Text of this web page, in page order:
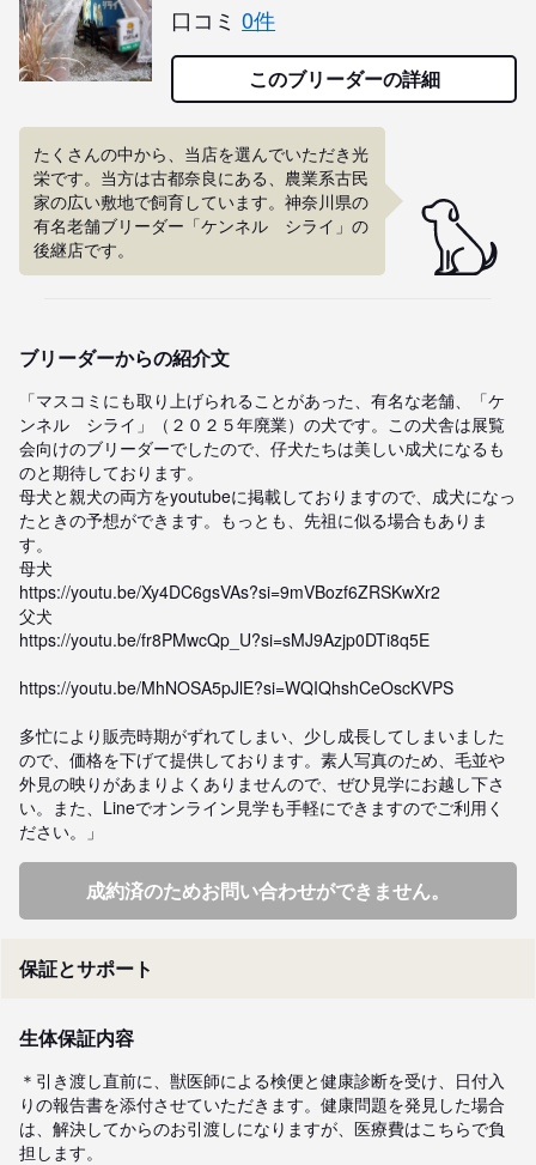
口コミ 0件
このブリーダーの詳細
たくさんの中から、当店を選んでいただき光
栄です。当方は古都奈良にある、農業系古民
家の広い敷地で飼育しています。神奈川県の
有名老舗ブリーダー「ケンネル　シライ」の
後継店です。
ブリーダーからの紹介文
「マスコミにも取り上げられることがあった、有名な老舗、「ケ
ンネル　シライ」（２０２５年廃業）の犬です。この犬舎は展覧
会向けのブリーダーでしたので、仔犬たちは美しい成犬になるも
のと期待しております。
母犬と親犬の両方をyoutubeに掲載しておりますので、成犬になっ
たときの予想ができます。もっとも、先祖に似る場合もありま
す。
母犬
https://youtu.be/Xy4DC6gsVAs?si=9mVBozf6ZRSKwXr2
父犬
https://youtu.be/fr8PMwcQp_U?si=sMJ9Azjp0DTi8q5E
https://youtu.be/MhNOSA5pJlE?si=WQIQhshCeOscKVPS
多忙により販売時期がずれてしまい、少し成長してしまいました
ので、価格を下げて提供しております。素人写真のため、毛並や
外見の映りがあまりよくありませんので、ぜひ見学にお越し下さ
い。また、Lineでオンライン見学も手軽にできますのでご利用く
ださい。」
成約済のためお問い合わせができません。
保証とサポート
生体保証内容
＊引き渡し直前に、獣医師による検便と健康診断を受け、日付入
りの報告書を添付させていただきます。健康問題を発見した場合
は、解決してからのお引渡しになりますが、医療費はこちらで負
担します。